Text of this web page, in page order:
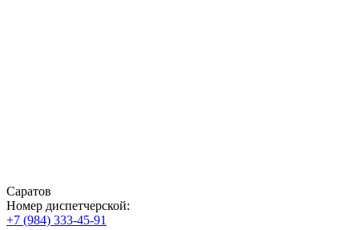
Саратов
Номер диспетчерской:
+7 (984) 333-45-91